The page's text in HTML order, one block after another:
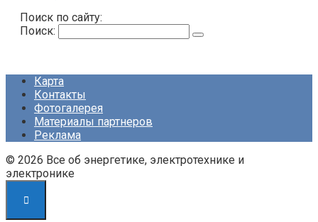
Поиск по сайту:
Поиск:
Карта
Контакты
Фотогалерея
Материалы партнеров
Реклама
© 2026 Все об энергетике, электротехнике и
электронике